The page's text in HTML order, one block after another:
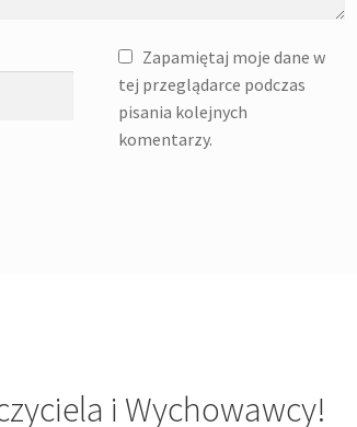
Zapamiętaj moje dane w
tej przeglądarce podczas
pisania kolejnych
komentarzy.
i Wychowawcy!